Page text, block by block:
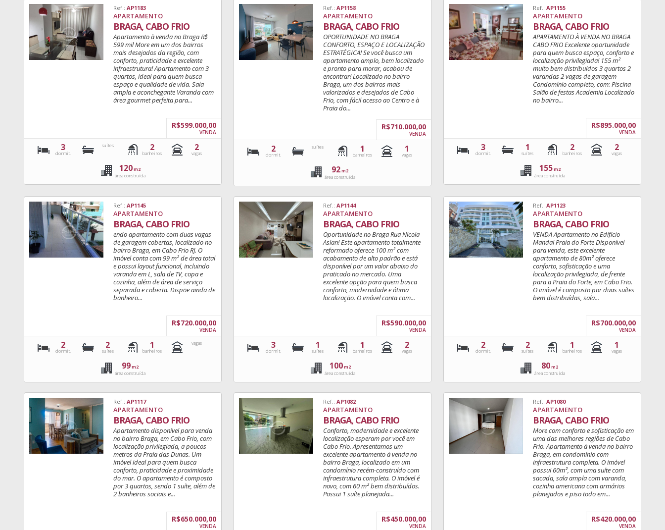
Ref.: AP1183
APARTAMENTO
BRAGA, CABO FRIO
Apartamento à venda no Braga R$
599 mil More em um dos bairros
mais desejados da região, com
conforto, praticidade e excelente
infraestrutura! Apartamento com 3
quartos, ideal para quem busca
espaço e qualidade de vida. Sala
ampla e aconchegante Varanda com
área gourmet perfeita para...
R$599.000,00
VENDA
3
dormit.
suítes 2
banheiros
2
vagas
120 m2
área construída
Ref.: AP1158
APARTAMENTO
BRAGA, CABO FRIO
OPORTUNIDADE NO BRAGA
CONFORTO, ESPAÇO E LOCALIZAÇÃO
ESTRATÉGICA! Se você busca um
apartamento amplo, bem localizado
e pronto para morar, acabou de
encontrar! Localizado no bairro
Braga, um dos bairros mais
valorizados e desejados de Cabo
Frio, com fácil acesso ao Centro e à
Praia do...
R$710.000,00
VENDA
2
dormit.
suítes 1
banheiros
1
vagas
92m2
área construída
Ref.:AP1155
APARTAMENTO
BRAGA, CABO FRIO
APARTAMENTO À VENDA NO BRAGA
CABO FRIO Excelente oportunidade
para quem busca espaço, conforto e
localização privilegiada! 155 m²
muito bem distribuídos 3 quartos 2
varandas 2 vagas de garagem
Condomínio completo, com: Piscina
Salão de festas Academia Localizado
no bairro...
R$895.000,00
VENDA
3
dormit.
1
suítes
2
banheiros
2
vagas
155 m2
área construída
Ref.: AP1145
APARTAMENTO
BRAGA, CABO FRIO
endo apartamento com duas vagas
de garagem cobertas, localizado no
bairro Braga, em Cabo Frio RJ. O
imóvel conta com 99 m² de área total
e possui layout funcional, incluindo
varanda em L, sala de TV, copa e
cozinha, além de área de serviço
separada e coberta. Dispõe ainda de
banheiro...
R$720.000,00
VENDA
2
dormit.
2
suítes
1
banheiros
vagas
99m2
área construída
Ref.: AP1144
APARTAMENTO
BRAGA, CABO FRIO
Oportunidade no Braga Rua Nicola
Aslan! Este apartamento totalmente
reformado oferece 100 m² com
acabamento de alto padrão e está
disponível por um valor abaixo do
praticado no mercado. Uma
excelente opção para quem busca
conforto, modernidade e ótima
localização. O imóvel conta com...
R$590.000,00
VENDA
3
dormit.
1
suítes
1
banheiros
2
vagas
100 m2
área construída
Ref.:AP1123
APARTAMENTO
BRAGA, CABO FRIO
VENDA Apartamento no Edifício
Mandai Praia do Forte Disponível
para venda, este excelente
apartamento de 80m² oferece
conforto, sofisticação e uma
localização privilegiada, de frente
para a Praia do Forte, em Cabo Frio.
O imóvel é composto por duas suítes
bem distribuídas, sala...
R$700.000,00
VENDA
2
dormit.
2
suítes
1
banheiros
1
vagas
80m2
área construída
Ref.: AP1117
APARTAMENTO
BRAGA, CABO FRIO
Apartamento disponível para venda
no bairro Braga, em Cabo Frio, com
localização privilegiada, a poucos
metros da Praia das Dunas. Um
imóvel ideal para quem busca
conforto, praticidade e proximidade
do mar. O apartamento é composto
por 3 quartos, sendo 1 suíte, além de
2 banheiros sociais e...
R$650.000,00
VENDA
Ref.: AP1082
APARTAMENTO
BRAGA, CABO FRIO
Conforto, modernidade e excelente
localização esperam por você em
Cabo Frio. Apresentamos um
excelente apartamento à venda no
bairro Braga, localizado em um
condomínio recém-construído com
infraestrutura completa. O imóvel é
novo, com 60 m² bem distribuídos.
Possui 1 suíte planejada...
R$450.000,00
VENDA
Ref.:AP1080
APARTAMENTO
BRAGA, CABO FRIO
More com conforto e sofisticação em
uma das melhores regiões de Cabo
Frio. Apartamento à venda no bairro
Braga, em condomínio com
infraestrutura completa. O imóvel
possui 60m², com uma suíte com
sacada, sala ampla com varanda,
cozinha americana com armários
planejados e piso todo em...
R$420.000,00
VENDA